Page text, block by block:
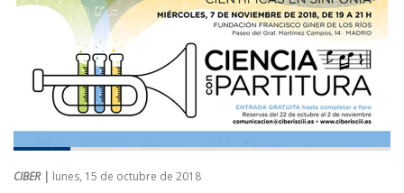
CIBER | lunes, 15 de octubre de 2018